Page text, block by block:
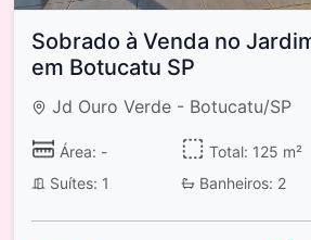
Sobrado à Venda no
em Botucatu SP
Jd Ouro Verde - Botucatu/SP
Área: - Total: 125 m²
Suítes: 1
Banheiros: 2